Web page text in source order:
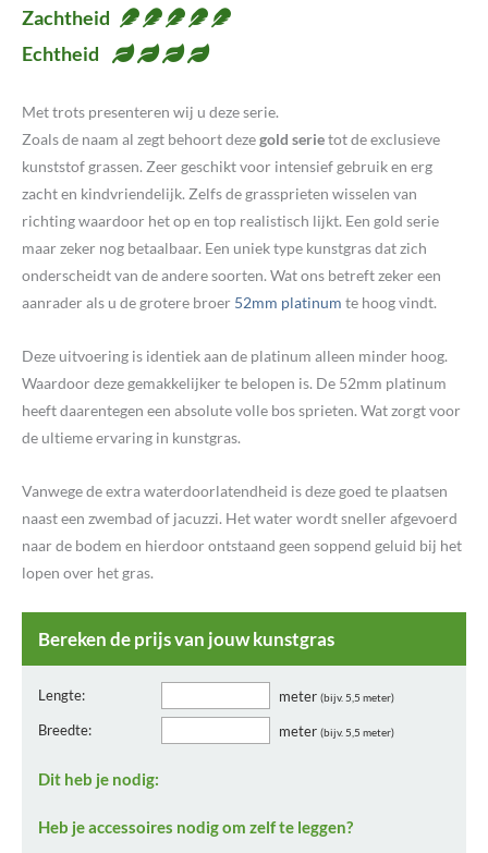
Zachtheid
Echtheid
Met trots presenteren wij u deze serie.
Zoals de naam al zegt behoort dezegold serietot de exclusieve
kunststof grassen. Zeer geschikt voor intensief gebruik en erg
zacht en kindvriendelijk. Zelfs de grassprieten wisselen van
richting waardoor het op en top realistisch lijkt. Een gold serie
maar zeker nog betaalbaar. Een uniek type kunstgras dat zich
onderscheidt van de andere soorten. Wat ons betreft zeker een
aanrader als u de grotere broer 52mm platinum te hoog vindt.
Deze uitvoering is identiek aan de platinum alleen minder hoog.
Waardoor deze gemakkelijker te belopen is. De 52mm platinum
heeft daarentegen een absolute volle bos sprieten. Wat zorgt voor
de ultieme ervaring in kunstgras.
Vanwege de extra waterdoorlatendheid is deze goed te plaatsen
naast een zwembad of jacuzzi. Het water wordt sneller afgevoerd
naar de bodem en hierdoor ontstaand geen soppend geluid bij het
lopen over het gras.
Bereken de prijs van jouw kunstgras
Lengte: meter(bijv. 5,5 meter)
Breedte: meter(bijv. 5,5 meter)
Dit heb je nodig:
Heb je accessoires nodig om zelf te leggen?